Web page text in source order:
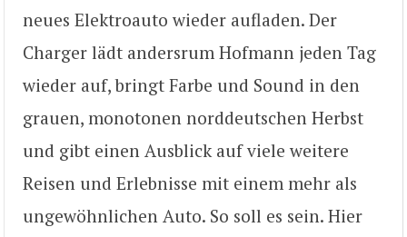
neues Elektroauto wieder aufladen. Der
Charger lädt andersrum Hofmann jeden Tag
wieder auf, bringt Farbe und Sound in den
grauen, monotonen norddeutschen Herbst
und gibt einen Ausblick auf viele weitere
Reisen und Erlebnisse mit einem mehr als
ungewöhnlichen Auto. So soll es sein. Hier